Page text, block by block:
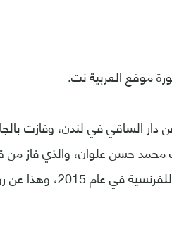
موقع العربية نت.
رواية موت صغير عام 2016 عن دار الساقي في
محمد حسن علوان، والذي فاز من
عن رواية «القندس».